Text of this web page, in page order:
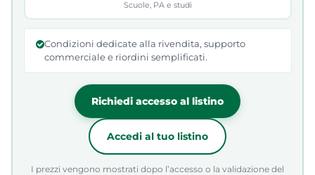
Scuole, PA e studi
Condizioni dedicate alla rivendita, supporto
commerciale e riordini semplificati.
Richiedi accesso al listino
Accedi al tuo listino
I prezzi vengono mostrati dopo l’accesso o la validazione del